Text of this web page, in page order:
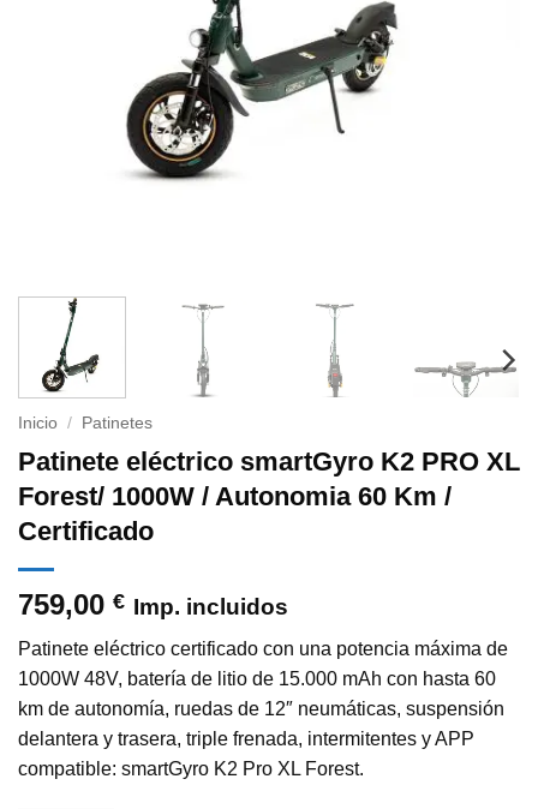
Inicio / Patinetes
Patinete eléctrico smartGyro K2 PRO XL
Forest/ 1000W / Autonomia 60 Km /
Certificado
759,00 € Imp. incluidos
Patinete eléctrico certificado con una potencia máxima de
1000W 48V, batería de litio de 15.000 mAh con hasta 60
km de autonomía, ruedas de 12″ neumáticas, suspensión
delantera y trasera, triple frenada, intermitentes y APP
compatible: smartGyro K2 Pro XL Forest.